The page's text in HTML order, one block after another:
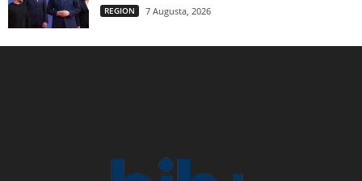
REGION 7 Augusta, 2026